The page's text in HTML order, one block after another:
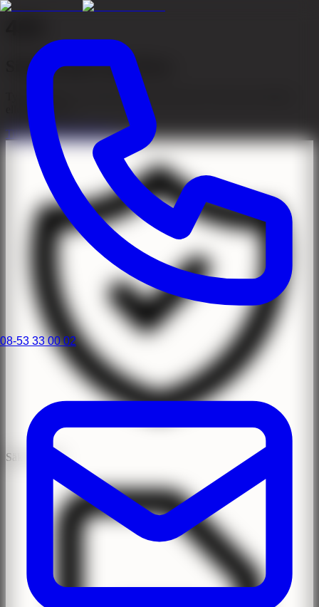
08-53 33 00 02
Sidan kunde inte hittas
Tyvärr kunde vi inte hitta sidan du letar efter. Den kan ha flyttats
eller tagits bort.
Till startsidanKontakta oss
Säker Klinik